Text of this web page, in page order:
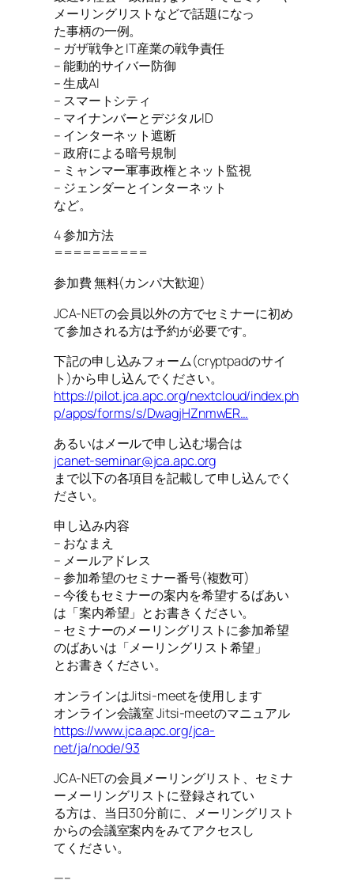
メーリングリストなどで話題になっ
た事柄の一例。
– ガザ戦争とIT産業の戦争責任
– 能動的サイバー防御
– 生成AI
– スマートシティ
– マイナンバーとデジタルID
– インターネット遮断
– 政府による暗号規制
– ミャンマー軍事政権とネット監視
– ジェンダーとインターネット
など。
4 参加方法
==========
参加費 無料(カンパ大歓迎)
JCA-NETの会員以外の方でセミナーに初め
て参加される方は予約が必要です。
下記の申し込みフォーム(cryptpadのサイ
ト)から申し込んでください。
https://pilot.jca.apc.org/nextcloud/index.ph
p/apps/forms/s/DwagjHZnmwER…
あるいはメールで申し込む場合は
jcanet-seminar@jca.apc.org
まで以下の各項目を記載して申し込んでく
ださい。
申し込み内容
– おなまえ
– メールアドレス
– 参加希望のセミナー番号(複数可)
– 今後もセミナーの案内を希望するばあい
は「案内希望」とお書きください。
– セミナーのメーリングリストに参加希望
のばあいは「メーリングリスト希望」
とお書きください。
オンラインはJitsi-meetを使用します
オンライン会議室 Jitsi-meetのマニュアル
https://www.jca.apc.org/jca-
net/ja/node/93
JCA-NETの会員メーリングリスト、セミナ
ーメーリングリストに登録されてい
る方は、当日30分前に、メーリングリスト
からの会議室案内をみてアクセスし
てください。
—–